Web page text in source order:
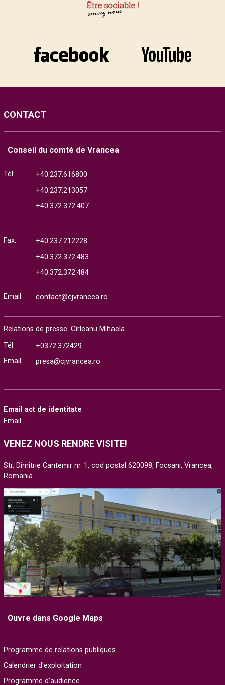
CONTACT
Conseil du comté de Vrancea
Tél:
+40.237.616800
+40.237.213057
+40.372.372.407
Fax:
+40.237.212228
+40.372.372.483
+40.372.372.484
Email: contact@cjvrancea.ro
Relations de presse: Gîrleanu Mihaela
Tél:
+0372.372429
Email:
presa@cjvrancea.ro
Email act de identitate
Email:
VENEZ NOUS RENDRE VISITE!
Str. Dimitrie Cantemir nr. 1, cod postal 620098, Focsani, Vrancea,
Romania
Ouvre dans Google Maps
Programme de relations publiques
Calendrier d'exploitation
Programme d'audience